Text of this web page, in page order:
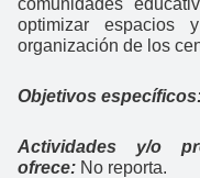
optimizar espacios
organización de los
Objetivos
Actividades y/o
ofrece: No reporta.